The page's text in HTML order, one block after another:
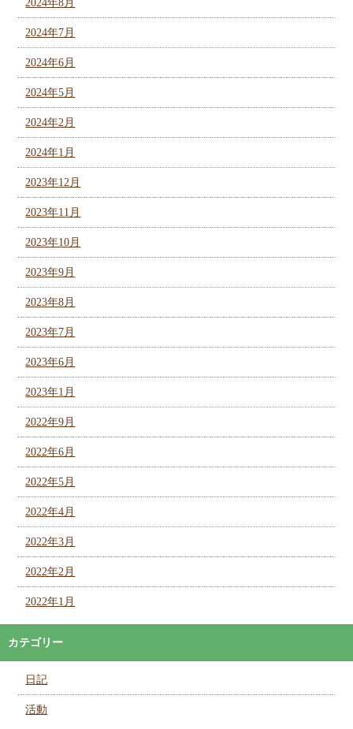
2024年8月
2024年7月
2024年6月
2024年5月
2024年2月
2024年1月
2023年12月
2023年11月
2023年10月
2023年9月
2023年8月
2023年7月
2023年6月
2023年1月
2022年9月
2022年6月
2022年5月
2022年4月
2022年3月
2022年2月
2022年1月
カテゴリー
日記
活動